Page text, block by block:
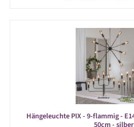
Hängeleuchte PIX - 9-flammig -
50cm - silber